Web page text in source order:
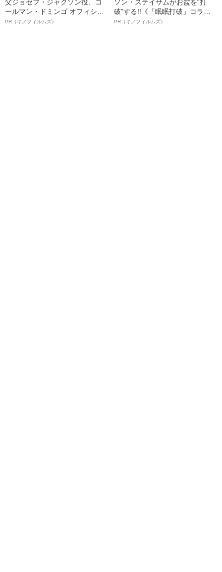
父ジョセフ・ジャクソン役、コ
ールマン・ドミンゴ オフィシャ
ルインタビュー“観客を魅了した
PR（キノフィルムズ）
ソン・ステイサムがお盆を“打
破”する!!《「眠眠打破」コラ
ボ》
PR（キノフィルムズ）